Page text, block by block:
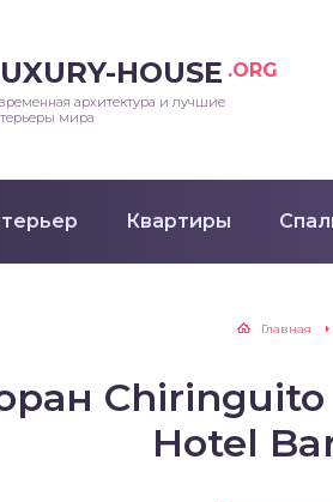
HOUSE .ORG
архитектура и лучшие
мира
Квартиры
Главная
Hotel